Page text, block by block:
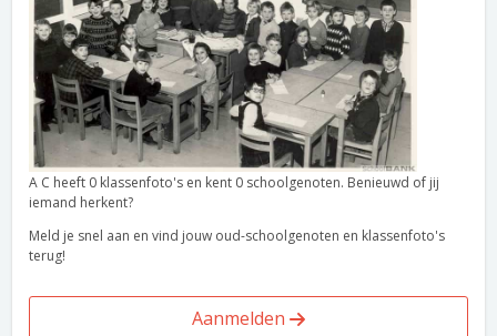
A C heeft 0 klassenfoto's en kent 0 schoolgenoten. Benieuwd of jij
iemand herkent?
Meld je snel aan en vind jouw oud-schoolgenoten en klassenfoto's
terug!
Aanmelden